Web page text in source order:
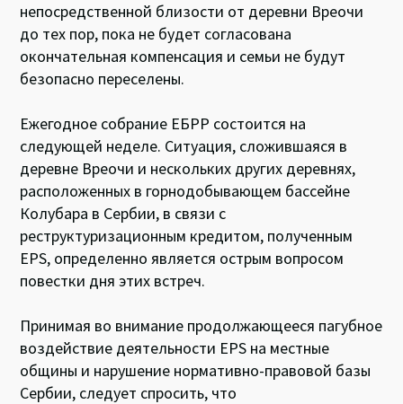
непосредственной близости от деревни Вреочи
до тех пор, пока не будет согласована
окончательная компенсация и семьи не будут
безопасно переселены.
Ежегодное собрание ЕБРР состоится на
следующей неделе. Ситуация, сложившаяся в
деревне Вреочи и нескольких других деревнях,
расположенных в горнодобывающем бассейне
Колубара в Сербии, в связи с
реструктуризационным кредитом, полученным
EPS, определенно является острым вопросом
повестки дня этих встреч.
Принимая во внимание продолжающееся пагубное
воздействие деятельности EPS на местные
общины и нарушение нормативно-правовой базы
Сербии, следует спросить, что